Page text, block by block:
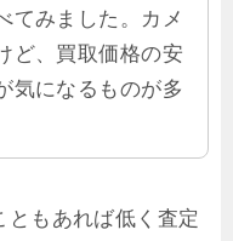
てみました。カメ
ど、買取価格の安
気になるものが多
もあれば低く査定